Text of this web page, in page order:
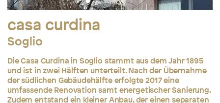
casa curdina
Soglio
Die Casa Curdina in Soglio stammt aus dem Jahr 1895
und ist in zwei Hälften unterteilt. Nach der Übernahme
der südlichen Gebäudehälfte erfolgte 2017 eine
umfassende Renovation samt energetischer Sanierung.
Zudem entstand ein kleiner Anbau, der einen separaten